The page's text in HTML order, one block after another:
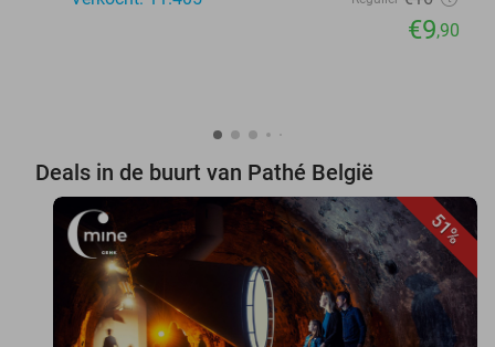
€9,90
Deals in de buurt van Pathé België
51%